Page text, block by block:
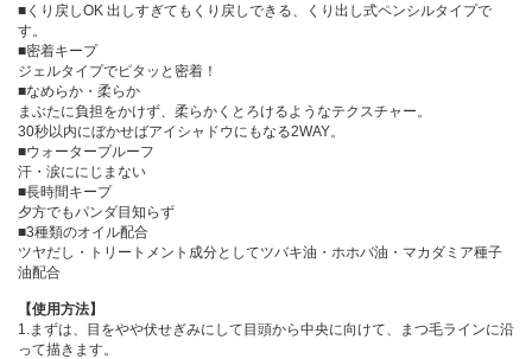
■くり戻しOK 出しすぎてもくり戻しできる、くり出し式ペンシルタイプで
す。
■密着キープ
ジェルタイプでピタッと密着！
■なめらか・柔らか
まぶたに負担をかけず、柔らかくとろけるようなテクスチャー。
30秒以内にぼかせばアイシャドウにもなる2WAY。
■ウォータープルーフ
汗・涙ににじまない
■長時間キープ
夕方でもパンダ目知らず
■3種類のオイル配合
ツヤだし・トリートメント成分としてツバキ油・ホホバ油・マカダミア種子
油配合
【使用方法】
1.まずは、目をやや伏せぎみにして目頭から中央に向けて、まつ毛ラインに沿
って描きます。